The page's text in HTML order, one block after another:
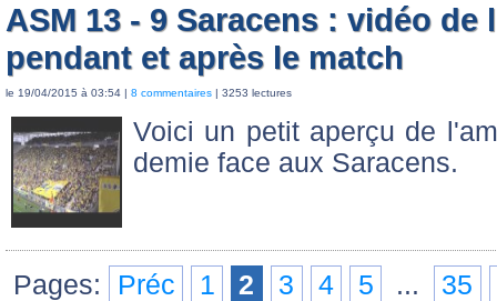
ASM 13 - 9 Saracens : vidéo de
pendant et après le match
le 19/04/2015 à 03:54 | 8 commentaires | 3253 lectures
Voici un petit aperçu de
demie face aux Saracens.
Pages: Préc 1 2 3 4 5 ... 35